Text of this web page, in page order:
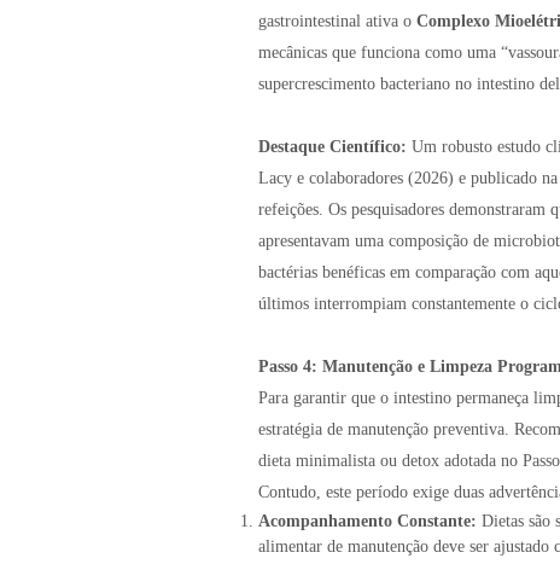
gastrointestinal ativa o Complexo
mecânicas que funciona como uma
supercrescimento bacteriano no intestino
Destaque Científico: Um robusto estudo
Lacy e colaboradores (2026) e publicado
refeições. Os pesquisadores demonstraram
apresentavam uma composição de
bactérias benéficas em comparação com
últimos interrompiam constantemente o
Passo 4: Manutenção e Limpeza
Para garantir que o intestino permaneça
estratégia de manutenção preventiva.
dieta minimalista ou detox adotada no Passo
Contudo, este período exige duas
Acompanhamento Constante: Dietas são
alimentar de manutenção deve ser